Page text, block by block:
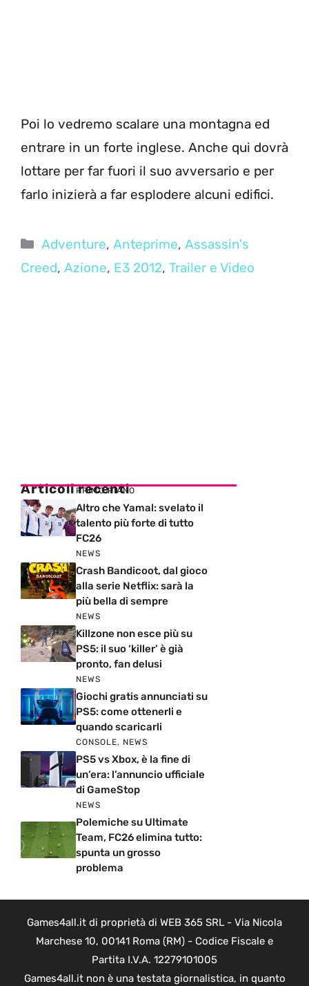
Poi lo vedremo scalare una montagna ed
entrare in un forte inglese. Anche qui dovrà
lottare per far fuori il suo avversario e per
farlo inizierà a far esplodere alcuni edifici.
Categorie
Adventure,Anteprime,Assassin's
Creed, Azione, E3 2012, Trailer e Video
Articoli recenti
PRIMO PIANO
Altro che Yamal: svelato il
talento più forte di tutto
FC26
NEWS
Crash Bandicoot, dal gioco
alla serie Netflix: sarà la
più bella di sempre
NEWS
Killzone non esce più su
PS5: il suo ‘killer’ è già
pronto, fan delusi
NEWS
Giochi gratis annunciati su
PS5: come ottenerli e
quando scaricarli
CONSOLE, NEWS
PS5 vs Xbox, è la fine di
un’era: l’annuncio ufficiale
di GameStop
NEWS
Polemiche su Ultimate
Team, FC26 elimina tutto:
spunta un grosso
problema
Games4all.it di proprietà di WEB 365 SRL - Via Nicola
Marchese 10, 00141 Roma (RM) - Codice Fiscale e
Partita I.V.A. 12279101005
Games4all.it non è una testata giornalistica, in quanto